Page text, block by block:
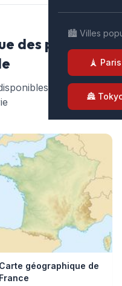
🏙️ Villes
🗼 Paris
🏯
des pays du
dans cette
Carte géographique de
France